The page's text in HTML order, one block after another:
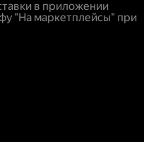
в приложении
"На маркетплейсы" при